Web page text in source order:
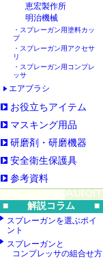
恵宏製作所
明治機械
・スプレーガン用塗料カッ
プ
・スプレーガン用アクセサ
リ
・スプレーガン用コンプレ
ッサ
エアブラシ
お役立ちアイテム
マスキング用品
研磨剤・研磨機器
安全衛生保護具
参考資料
■ 解説コラム ■
スプレーガンを選ぶポイ
ント
スプレーガンと
コンプレッサの組合せ方